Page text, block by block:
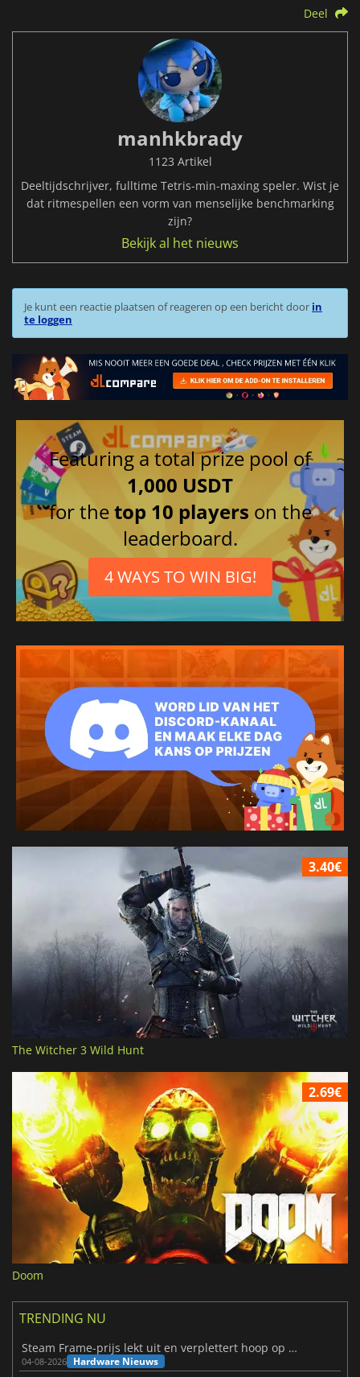
Deel
manhkbrady
1123 Artikel
Deeltijdschrijver, fulltime Tetris-min-maxing speler. Wist je
dat ritmespellen een vorm van menselijke benchmarking
zijn?
Bekijk al het nieuws
Je kunt een reactie plaatsen of reageren op een bericht door in
te loggen
Featuring a total prize pool of
1,000 USDT
for thetop 10 players on the
leaderboard.
4 WAYS TO WIN BIG!
3.40€
The Witcher 3 Wild Hunt
2.69€
Doom
TRENDING NU
Steam Frame-prijs lekt uit en verplettert hoop op betaalbare VR
04-08-2026 Hardware Nieuws